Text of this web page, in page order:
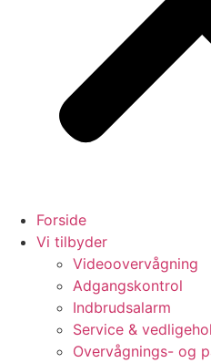
Forside
Vi tilbyder
Videoovervågning
Adgangskontrol
Indbrudsalarm
Service &
Overvågnings- og